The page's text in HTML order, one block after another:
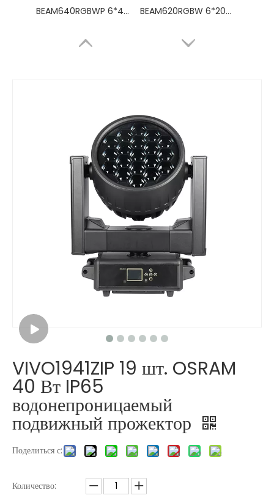
BEAM640RGBWP 6*40 Вт СВЕТОДИОДНЫЙ ЛУЧ ДВИЖУЩАЯСЯ ГОЛОВКА BEAM620RGBW 6*20W rgbw 4in 1 СВЕТОДИОДНЫЙ ЛУЧ ДВИЖУЩАЯСЯ ГОЛОВКА
LP250CW-WW СВЕТОДИОДНЫЙ ПРОФИЛЬ 91x3 Вт
A420BIP 420W Лампа водонепроницаемая с движущимся головным светом EVA250H 250 Вт 3 в 1 белый светодиод с подвижным прожектором
VIVO1941ZIP 19 шт. OSRAM
40 Вт IP65
водонепроницаемый
подвижный прожектор
Поделиться с:
Количество: